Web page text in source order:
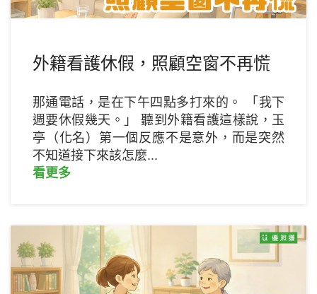
外籍看護休假，照顧空窗不再慌
那通電話，是在下午四點多打來的。 「我下
週要休假幾天。」 聽到外籍看護這樣說，玉
亭（化名）第一個反應不是意外，而是突然
不知道接下來該怎麼...
看更多